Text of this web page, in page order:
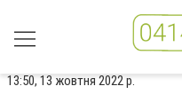
13:50, 13 жовтня 2022 р.